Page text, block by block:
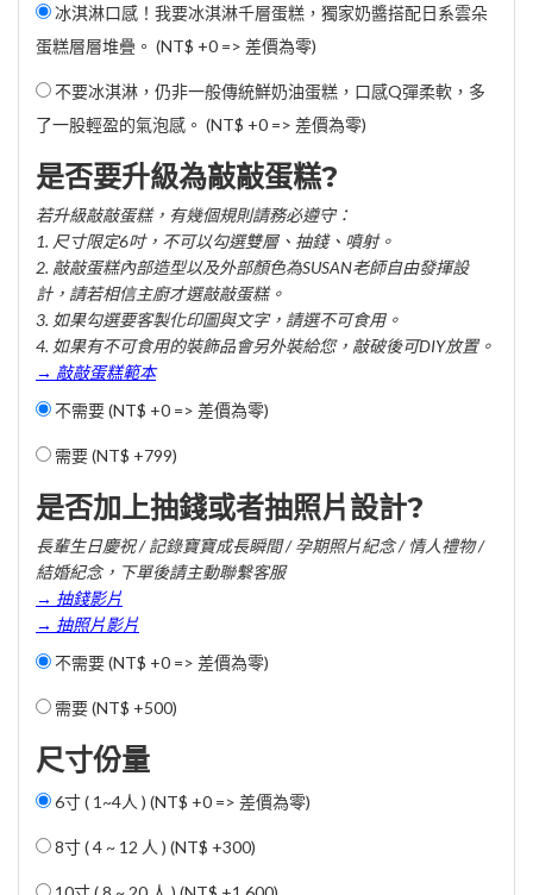
冰淇淋口感！我要冰淇淋千層蛋糕，獨家奶醬搭配日系雲朵
蛋糕層層堆疊。 (NT$ +0 => 差價為零)
不要冰淇淋，仍非一般傳統鮮奶油蛋糕，口感Q彈柔軟，多
了一股輕盈的氣泡感。 (NT$ +0 => 差價為零)
是否要升級為敲敲蛋糕?
若升級敲敲蛋糕，有幾個規則請務必遵守：
1. 尺寸限定6吋，不可以勾選雙層、抽錢、噴射。
2. 敲敲蛋糕內部造型以及外部顏色為SUSAN老師自由發揮設
計，請若相信主廚才選敲敲蛋糕。
3. 如果勾選要客製化印圖與文字，請選不可食用。
4. 如果有不可食用的裝飾品會另外裝給您，敲破後可DIY放置。
→ 敲敲蛋糕範本
不需要 (NT$ +0 => 差價為零)
需要 (NT$ +799)
是否加上抽錢或者抽照片設計?
長輩生日慶祝 / 記錄寶寶成長瞬間 / 孕期照片紀念 / 情人禮物 /
結婚紀念，下單後請主動聯繫客服
→ 抽錢影片
→ 抽照片影片
不需要 (NT$ +0 => 差價為零)
需要 (NT$ +500)
尺寸份量
6寸 ( 1~4人 ) (NT$ +0 => 差價為零)
8寸 ( 4 ~ 12 人 ) (NT$ +300)